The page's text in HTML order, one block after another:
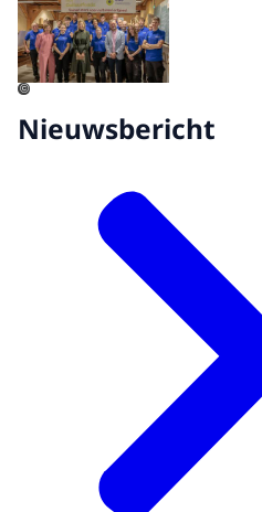
©
Nieuwsbericht